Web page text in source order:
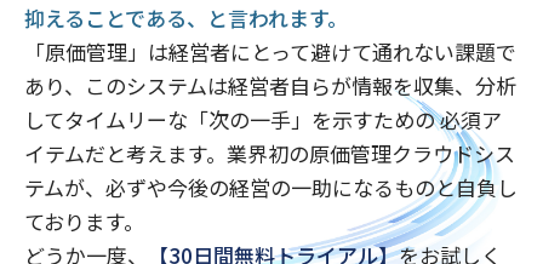
抑えることである、と言われます。
「原価管理」は経営者にとって避けて通れない課題で
あり、このシステムは経営者自らが情報を収集、分析
してタイムリーな「次の一手」を示すための必須ア
イテムだと考えます。業界初の原価管理クラウドシス
テムが、必ずや今後の経営の一助になるものと自負し
ております。
どうか一度、
【30日間無料トライアル】をお試しく